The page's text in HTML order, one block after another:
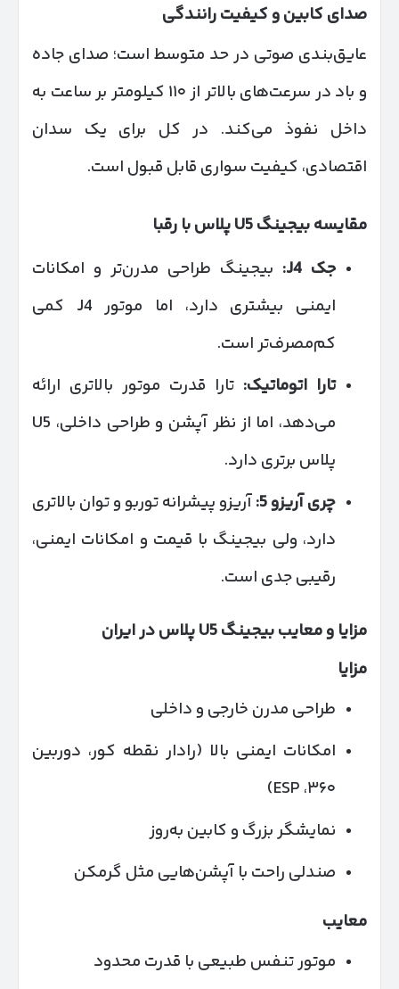
صدای کابین و کیفیت رانندگی
عایق‌بندی صوتی در حد متوسط است؛ صدای جاده
و باد در سرعت‌های بالاتر از ۱۱۰ کیلومتر بر ساعت به
داخل نفوذ می‌کند. در کل برای یک سدان
اقتصادی، کیفیت سواری قابل قبول است.
مقایسه بیجینگ
پلاس با رقبا
جک
بیجینگ طراحی مدرن‌تر و امکانات
ایمنی بیشتری دارد، اما موتور J4 کمی
کم‌مصرف‌تر است.
تارا اتوماتیک: تارا قدرت موتور بالاتری ارائه
می‌دهد، اما از نظر آپشن و طراحی داخلی، U5
پلاس برتری دارد.
چری آریزو 5 :آریزو پیشرانه توربو و توان بالاتری
دارد، ولی بیجینگ با قیمت و امکانات ایمنی،
رقیبی جدی است.
مزایا و معایب بیجینگ
پلاس در ایران
مزایا
طراحی مدرن خارجی و داخلی
امکانات ایمنی بالا (رادار نقطه کور، دوربین
۳۶۰، ESP)
نمایشگر بزرگ و کابین به‌روز
صندلی راحت با آپشن‌هایی مثل گرمکن
معایب
موتور تنفس طبیعی با قدرت محدود